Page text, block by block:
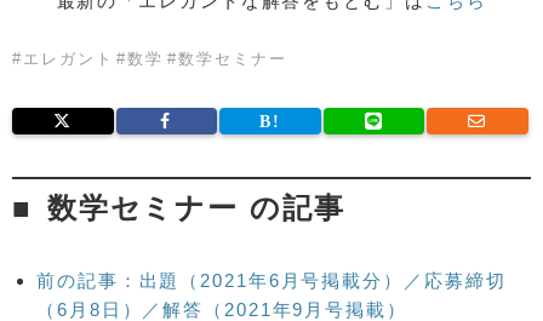
# エレガント #数学 #数学セミナー
数学セミナー の記事
前の記事：出題（2021年6月号掲載分）／応募締切
（6月8日）／解答（2021年9月号掲載）